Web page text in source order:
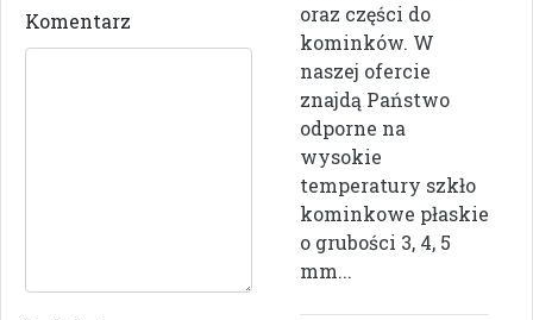
Komentarz
oraz części do
kominków. W
naszej ofercie
znajdą Państwo
odporne na
wysokie
temperatury szkło
kominkowe płaskie
o grubości 3, 4, 5
mm...